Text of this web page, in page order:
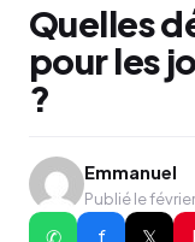
Quelles
pour les
?
Emmanuel
Publié le
✆ f 𝕏